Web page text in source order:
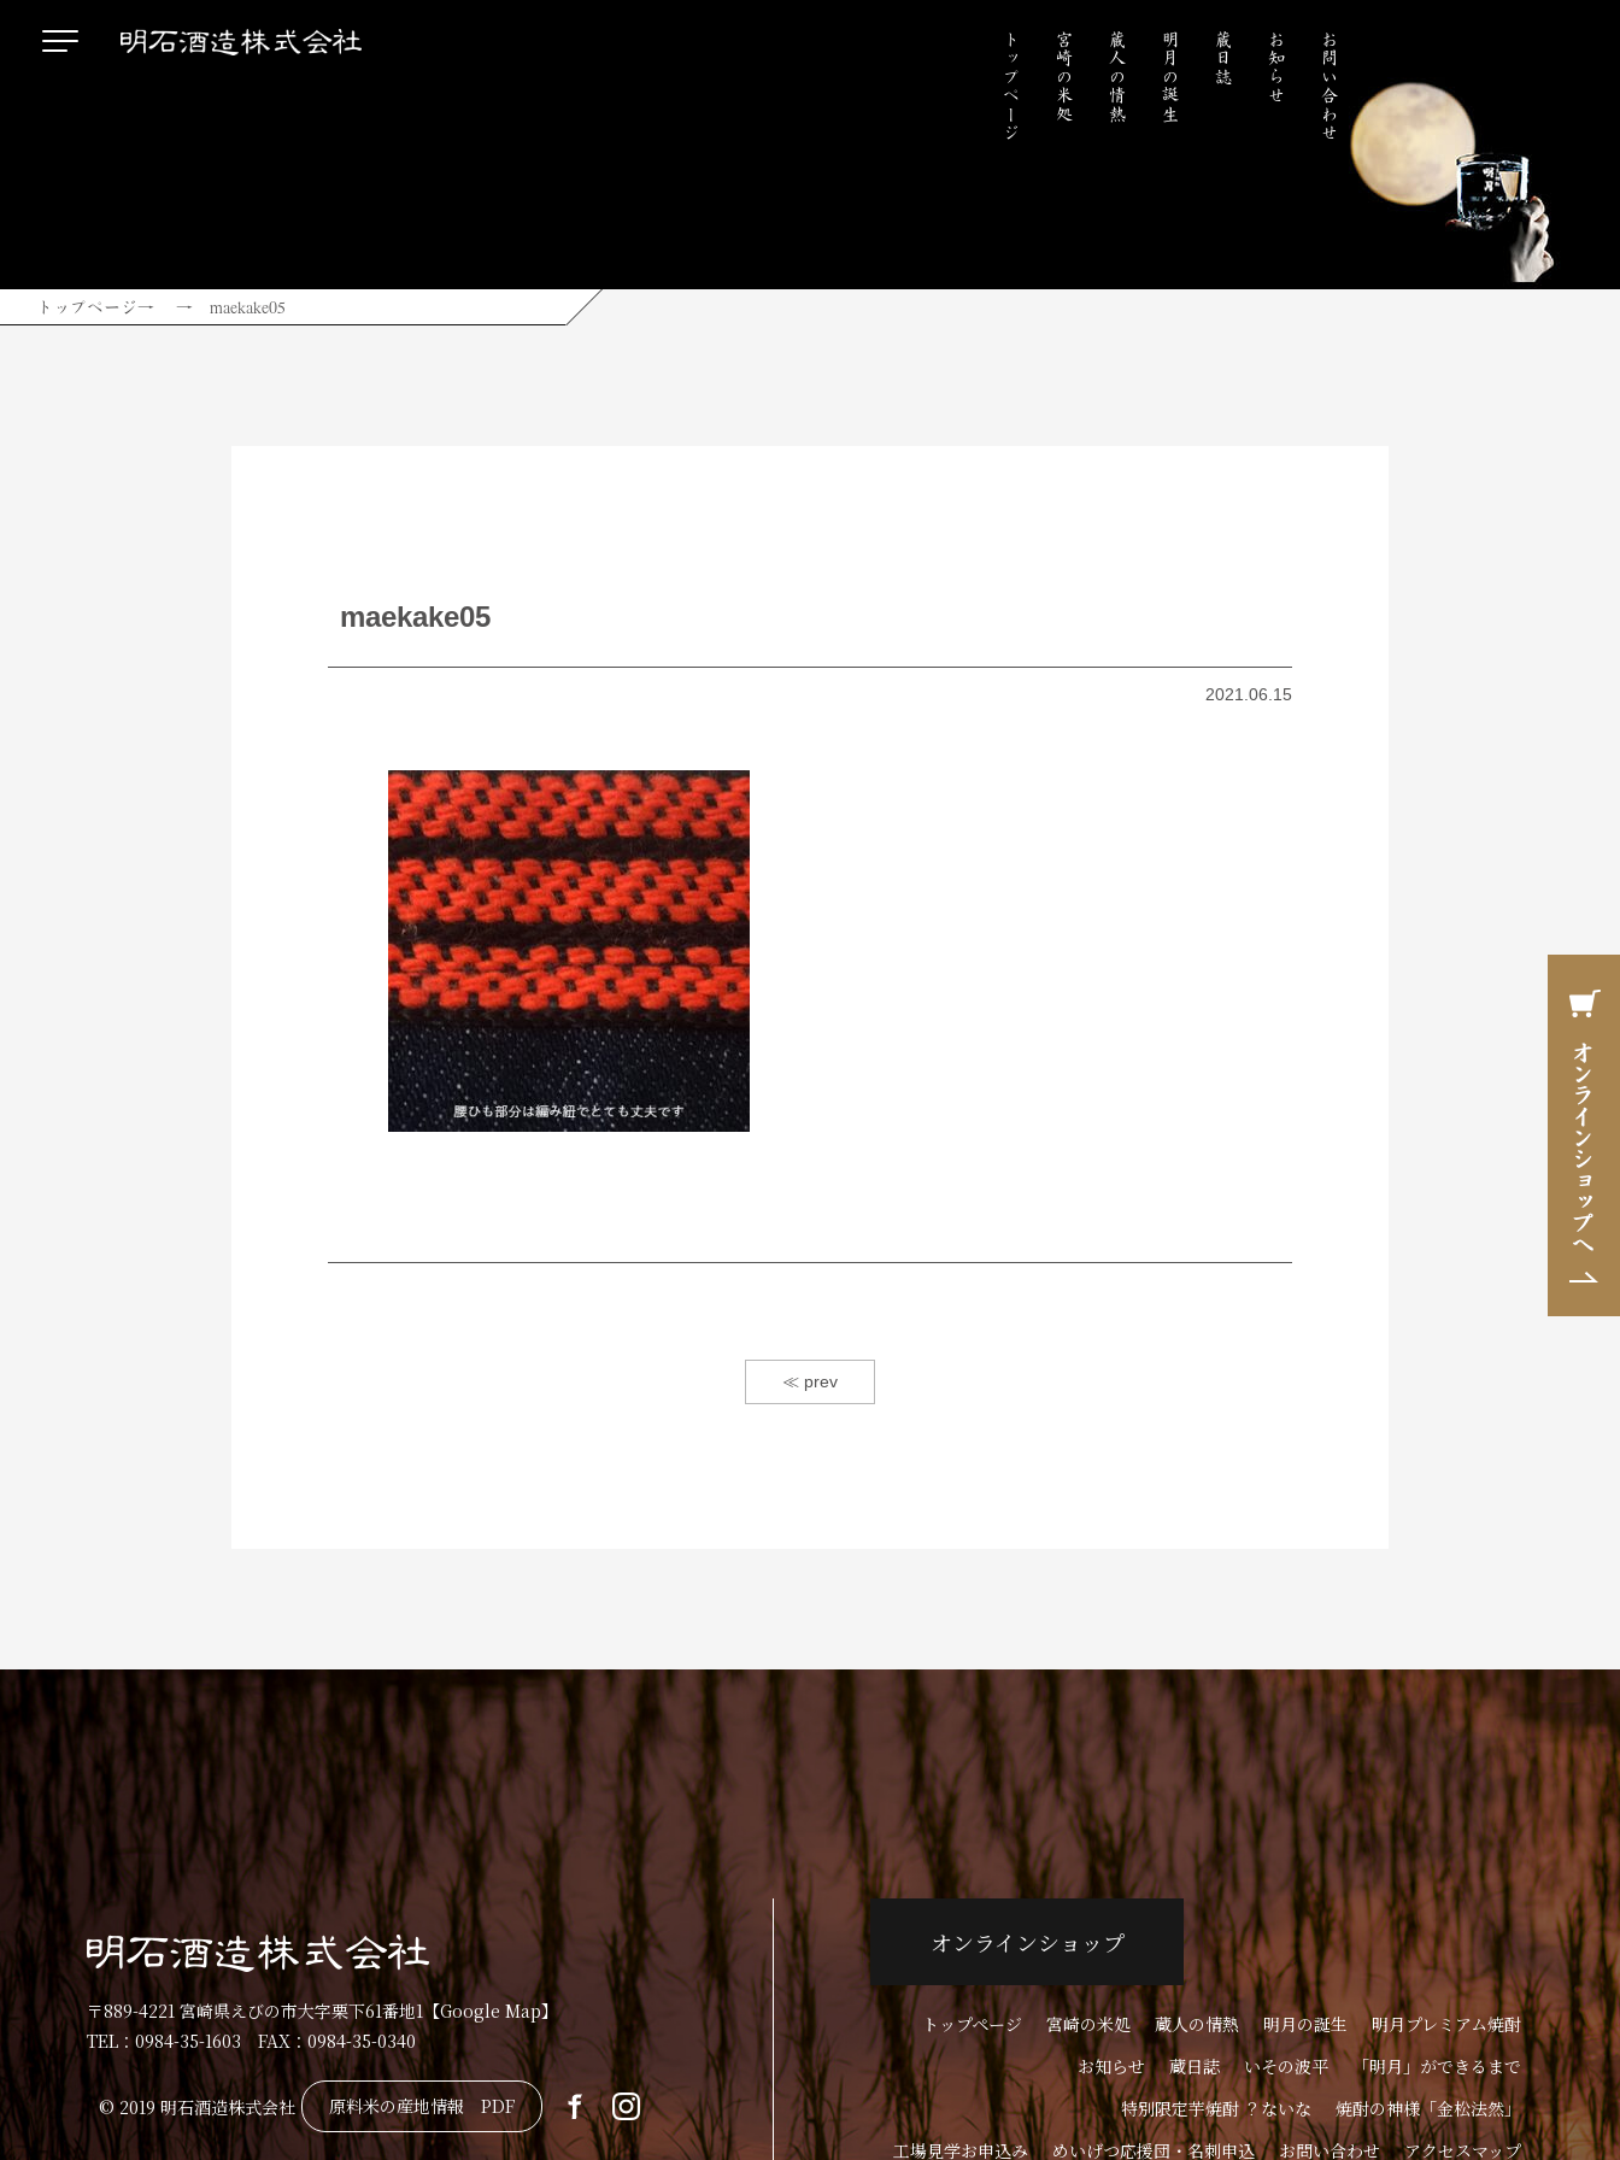
トップページ 宮崎の米処 蔵人の情熱 明月の誕生 蔵日誌 お知らせ お問い合わせ
トップページ→ → maekake05
maekake05
2021.06.15
≪ prev
〒889-4221 宮崎県えびの市大字栗下61番地1【Google Map】
TEL：0984-35-1603 FAX：0984-35-0340
© 2019 明石酒造株式会社 原料米の産地情報 PDF
オンラインショップ
トップページ 宮崎の米処 蔵人の情熱 明月の誕生
明月プレミアム焼酎
お知らせ
蔵日誌 いその波平
「明月」ができるまで
特別限定芋焼酎 ？ないな
焼酎の神様「金松法然」
工場見学お申込み
めいげつ応援団・名刺申込 お問い合わせ アクセスマップ